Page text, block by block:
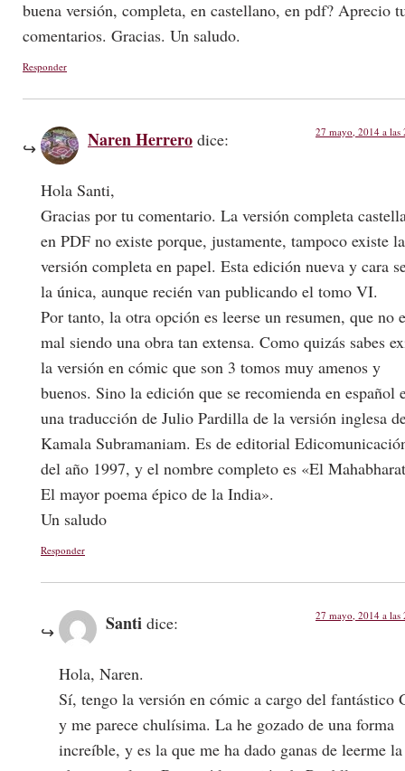
buena versión, completa, en castellano, en pdf? Aprecio
comentarios. Gracias. Un saludo.
Responder
Naren Herrero dice: 27 mayo, 2014 a las
Hola Santi,
Gracias por tu comentario. La versión completa
en PDF no existe porque, justamente, tampoco existe la
versión completa en papel. Esta edición nueva y cara
la única, aunque recién van publicando el tomo VI.
Por tanto, la otra opción es leerse un resumen, que no
mal siendo una obra tan extensa. Como quizás sabes
la versión en cómic que son 3 tomos muy amenos y
buenos. Sino la edición que se recomienda en español
una traducción de Julio Pardilla de la versión inglesa
Kamala Subramaniam. Es de editorial
del año 1997, y el nombre completo es «El
El mayor poema épico de la India».
Un saludo
Responder
Santi dice: 27 mayo, 2014 a las
Hola, Naren.
Sí, tengo la versión en cómic a cargo del fantástico
y me parece chulísima. La he gozado de una forma
increíble, y es la que me ha dado ganas de leerme la